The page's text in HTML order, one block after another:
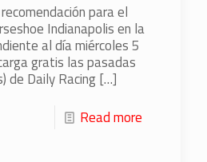
para el
Indianapolis en la
al día miércoles 5
gratis las pasadas
de Daily Racing[…]
Read more